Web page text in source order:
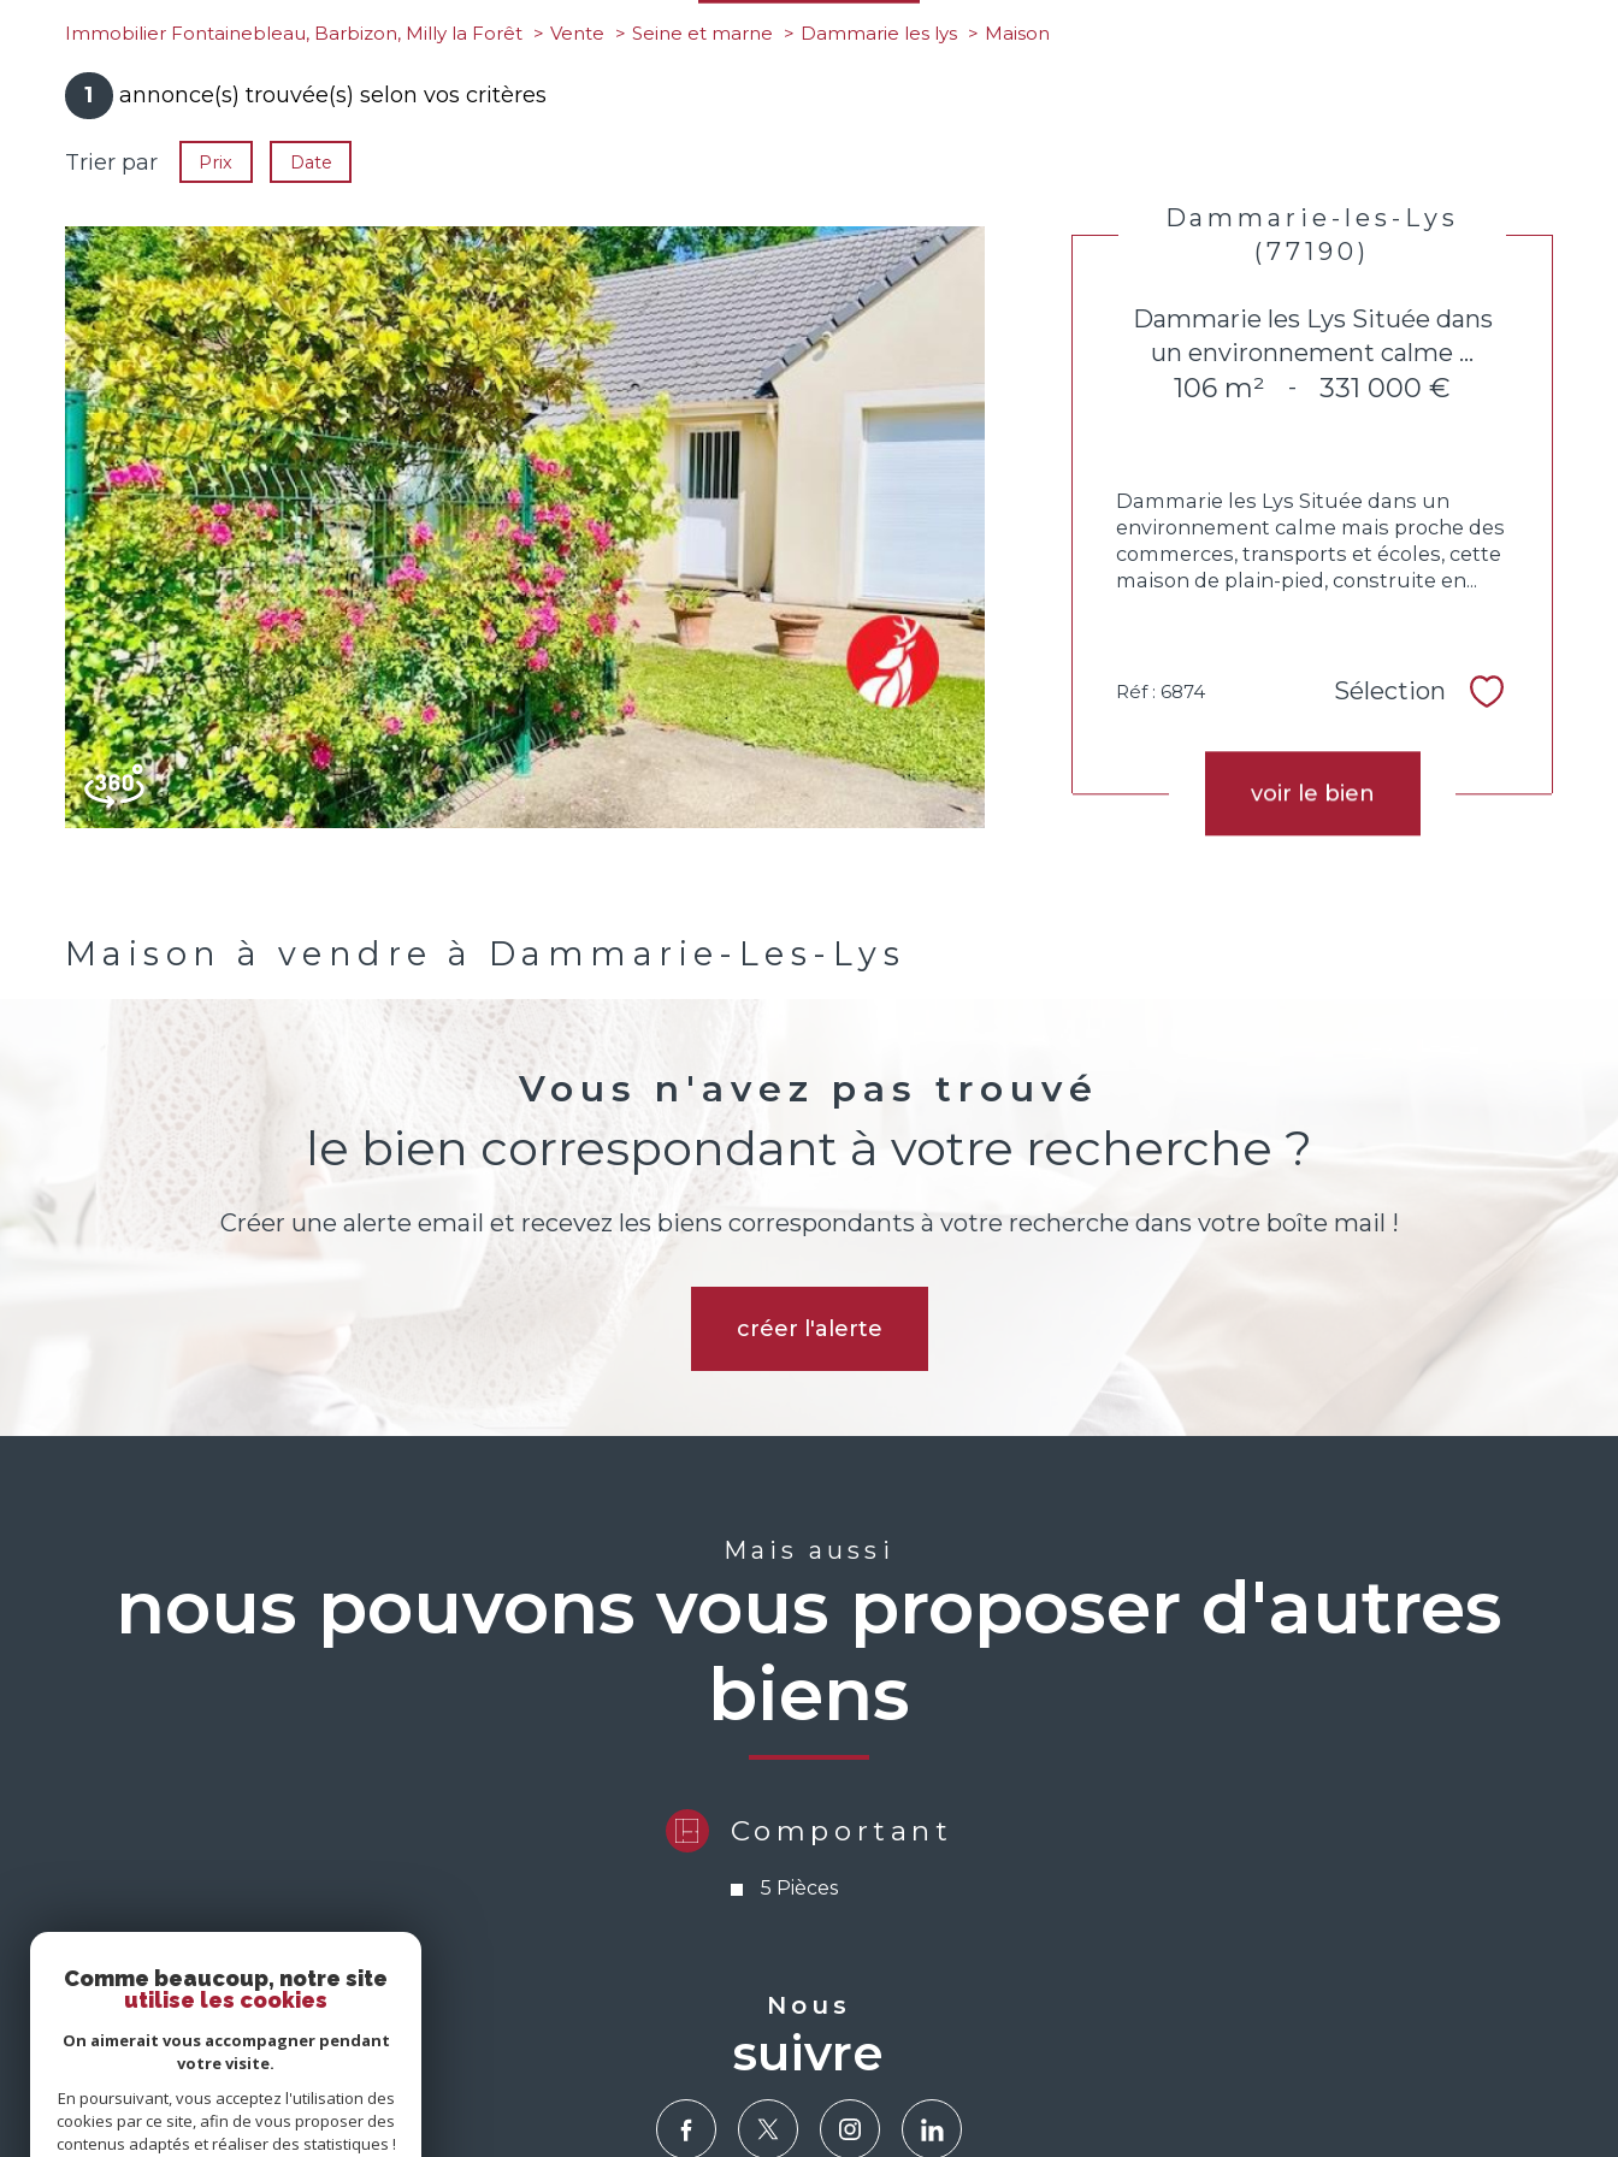
Immobilier Fontainebleau, Barbizon, Milly la Forêt Vente Seine et marne Dammarie les lys maison
1 annonce(s) trouvée(s) selon vos critères
Trier par Prix Date
Dammarie-les-Lys
(77190)
Dammarie les Lys Située dans
un environnement calme ...
106 m² - 331 000 €
Dammarie les Lys Située dans un
environnement calme mais proche des
commerces, transports et écoles, cette
maison de plain-pied, construite en...
Réf : 6874 Sélection
voir le bien
Maison à vendre à Dammarie-Les-Lys
Vous n'avez pas trouvé
le bien correspondant à votre recherche ?
Créer une alerte email et recevez les biens correspondants à votre recherche dans votre boîte mail !
créer l'alerte
Mais aussi
nous pouvons vous proposer d'autres
biens
Comportant
5 Pièces
nous
suivre
Comme beaucoup, notre site
utilise les cookies
On aimerait vous accompagner pendant
votre visite.
En poursuivant, vous acceptez l'utilisation des
cookies par ce site, afin de vous proposer des
contenus adaptés et réaliser des statistiques !